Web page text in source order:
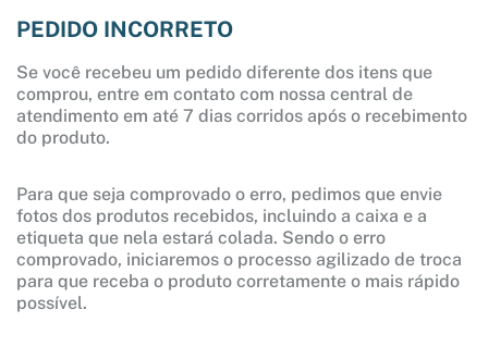
PEDIDO INCORRETO
Se você recebeu um pedido diferente dos itens que
comprou, entre em contato com nossa central de
atendimento em até 7 dias corridos após o recebimento
do produto.
Para que seja comprovado o erro, pedimos que envie
fotos dos produtos recebidos, incluindo a caixa e a
etiqueta que nela estará colada. Sendo o erro
comprovado, iniciaremos o processo agilizado de troca
para que receba o produto corretamente o mais rápido
possível.